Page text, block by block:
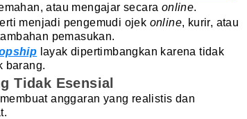
atau mengajar secara online.
menjadi pengemudi ojek online, kurir, atau
pemasukan.
layak dipertimbangkan karena tidak
barang.
Tidak Esensial
anggaran yang realistis dan